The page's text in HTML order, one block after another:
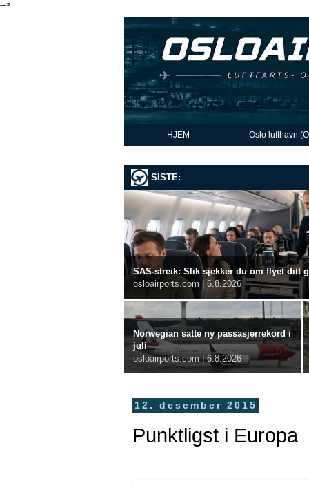
-->
HJEM Oslo lufthavn
SISTE:
SAS-streik: Slik sjekker du om flyet ditt
osloairports.com | 6.8.2026
Norwegian satte ny passasjerrekord i
juli
osloairports.com | 6.8.2026
12. desember 2015
Punktligst i Europa